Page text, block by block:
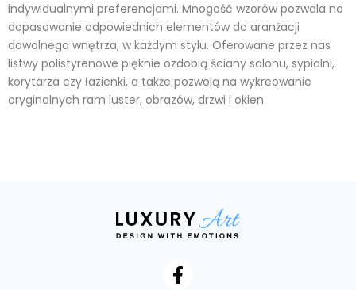
indywidualnymi preferencjami. Mnogość wzorów pozwala na
dopasowanie odpowiednich elementów do aranżacji
dowolnego wnętrza, w każdym stylu. Oferowane przez nas
listwy polistyrenowe pięknie ozdobią ściany salonu, sypialni,
korytarza czy łazienki, a także pozwolą na wykreowanie
oryginalnych ram luster, obrazów, drzwi i okien.